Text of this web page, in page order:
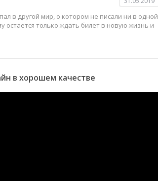
в другой мир, о котором не писали ни в одной
остается только ждать билет в новую жизнь и
в хорошем качестве